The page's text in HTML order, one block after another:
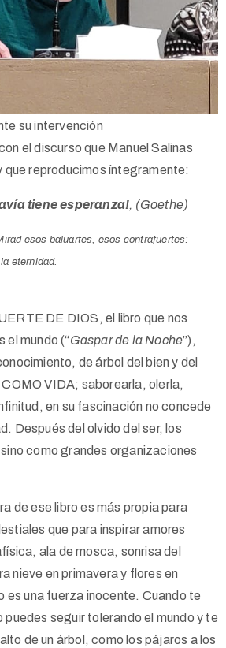
su intervención
el discurso que Manuel Salinas
que reproducimos íntegramente:
tiene esperanza!, (Goethe)
esos baluartes, esos contrafuertes:
eternidad.
DE DIOS, el libro que nos
el mundo (“Gaspar de la Noche”),
de árbol del bien y del
VIDA; saborearla, olerla,
en su fascinación no concede
Después del olvido del ser, los
como grandes organizaciones
de ese libro es más propia para
que para inspirar amores
ala de mosca, sonrisa del
nieve en primavera y flores en
es una fuerza inocente. Cuando te
puedes seguir tolerando el mundo y te
de un árbol, como los pájaros a los